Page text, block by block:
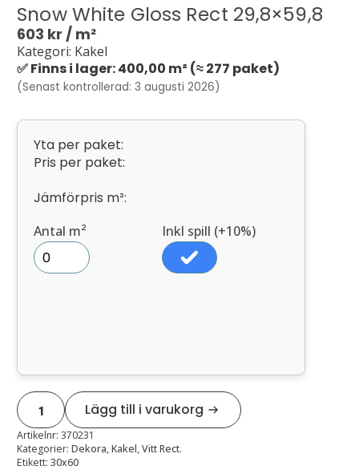
Snow White Gloss Rect 29,8×59,8
603 kr / m²
Kategori: Kakel
✅ Finns i lager: 400,00 m² (≈ 277 paket)
(Senast kontrollerad: 3 augusti 2026)
Yta per paket:
Pris per paket:
Jämförpris m²:
Antal m² Inkl spill (+10%)
Snow
white
gloss
rect
29,8x59,8
mängd
Lägg till i varukorg
Artikelnr:370231
Kategorier:Dekora,Kakel,Vitt Rect.
Etikett:30x60